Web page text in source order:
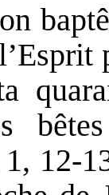
12-